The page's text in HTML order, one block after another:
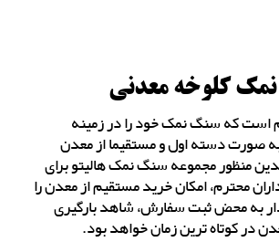
کلوخه معدنی
است که سنگ نمک خود را در زمینه
صورت دسته اول و مستقیما از معدن
منظور مجموعه سنگ نمک هالیتو برای
محترم، امکان خرید مستقیم از معدن را
به محض ثبت سفارش، شاهد بارگیری
در کوتاه ترین زمان خواهد بود.